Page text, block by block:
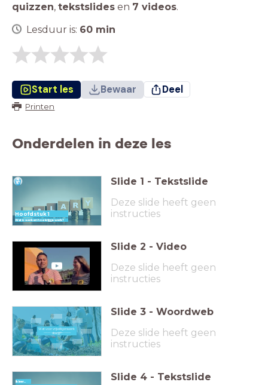
quizzen, tekstslides en 7 videos.
Lesduur is: 60 min
Start les Bewaar Deel
Printen
Onderdelen in deze les
Hoofdstuk 1
Wat is werk en hoe krijg je werk?
Slide 1 - Tekstslide
Deze slide heeft geen
instructies
Slide 2 - Video
Deze slide heeft geen
instructies
Wat voor vrijwilligerswerk
doe jij?
Wat voor vrijwilligerswerk doe jij?
Slide 3 - Woordweb
Deze slide heeft geen
instructies
Ik leer... Slide 4 - Tekstslide